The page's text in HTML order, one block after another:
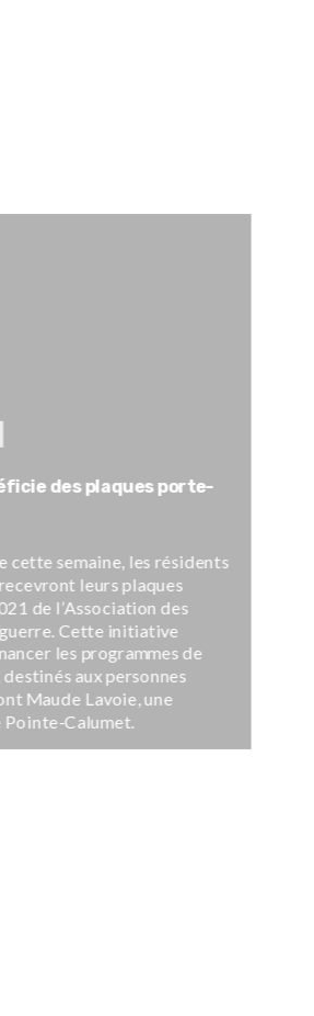
des plaques porte-
cette semaine, les résidents
leurs plaques
de l’Association des
Cette initiative
les programmes de
destinés aux personnes
Maude Lavoie, une
Calumet.